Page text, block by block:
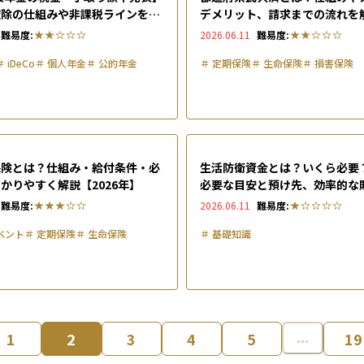
の仕組みや非課税ラインをわ
説
難易度:
iDeCo＃ 個人年金＃ 公的年金
デメリット、請求までの流れを
2026.06.11 難易度:
＃ 定期保険＃ 生命保険＃ 損害保険
とは？仕組み・給付条件・必
りやすく解説【2026年】
難易度:
ント＃ 定期保険＃ 生命保険
生活防衛資金とは？いくら必要
必要な目安と預け先、効率的な
底解説
2026.06.11 難易度:
＃ 基礎知識
1 2 3 4 5 ... 19